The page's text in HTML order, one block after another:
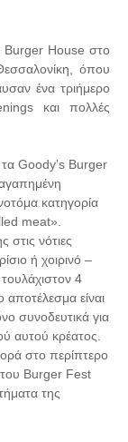
Burger House στο
όπου
ένα τριήμερο
και πολλές
Goody’s Burger
κατηγορία
meat».
στις νότιες
ή χοιρινό –
4
είναι
συνοδευτικά για
αυτού κρέατος.
στο περίπτερο
Burger Fest
της